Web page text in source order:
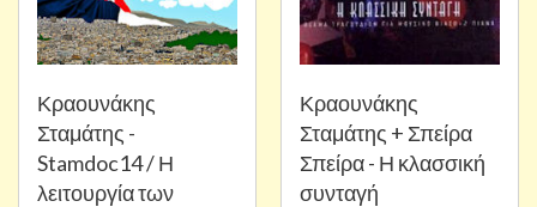
Κραουνάκης
Σταμάτης -
Stamdoc14 / Η
λειτουργία των
Κραουνάκης
Σταμάτης + Σπείρα
Σπείρα - Η κλασσική
συνταγή